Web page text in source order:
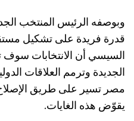
وبوصفه الرئيس المنتخب
قدرة فريدة علىتشكيل
السيسي أن الانتخابات
الجديدة وترمم العلاقات
مصر تسير على طريق
يقوّض هذه الغايات.